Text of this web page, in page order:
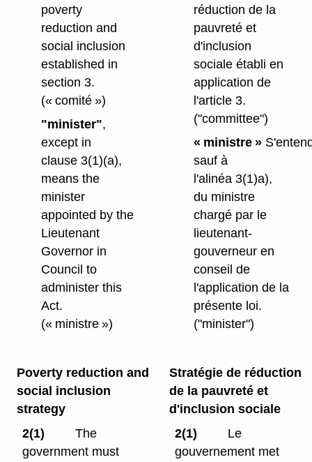
poverty
reduction and
social inclusion
established in
section 3.
(« comité »)
"minister",
except in
clause 3(1)⁠(a),
means the
minister
appointed by the
Lieutenant
Governor in
Council to
administer this
Act.
(« ministre »)
réduction de la
pauvreté et
d'inclusion
sociale établi en
application de
l'article 3.
("committee")
« ministre »
sauf à
l'alinéa 3(1)a),
du ministre
chargé par le
lieutenant-
gouverneur en
conseil de
l'application de la
présente loi.
("minister")
Poverty reduction and
social inclusion
strategy
2(1)
The
government must
Stratégie de réduction
de la pauvreté et
d'inclusion sociale
2(1)
Le
gouvernement met